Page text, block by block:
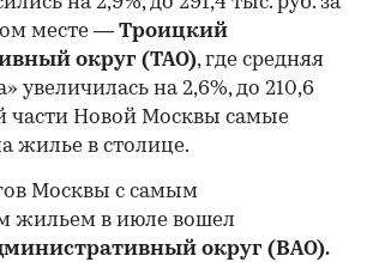
месте — Троицкий
округ (ТАО), где средняя
увеличилась на 2,6%, до 210,6
части Новой Москвы самые
жилье в столице.
Москвы с самым
жильем в июле вошел
округ (ВАО).